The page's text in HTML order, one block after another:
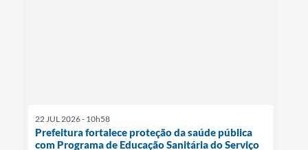
22 JUL 2026 - 10h58
Prefeitura fortalece proteção da saúde pública
com Programa de Educação Sanitária do Serviço